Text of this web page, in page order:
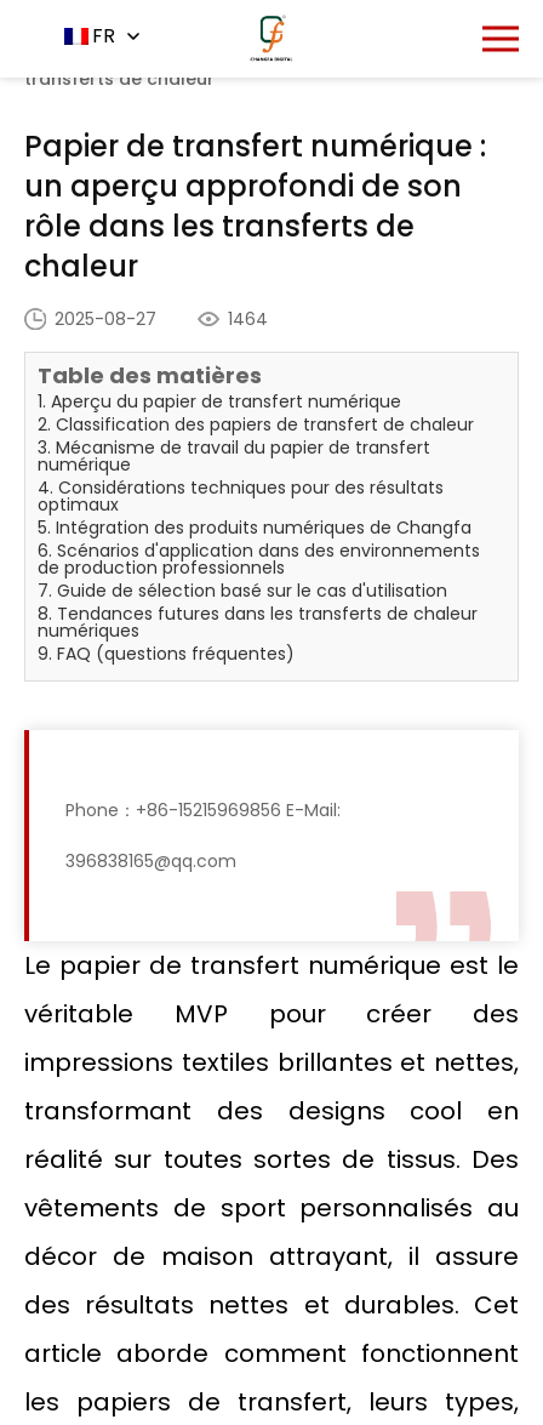
FR
Accueil - Centre de nouvelles
Papier de transfert
numérique : un aperçu approfondi de son rôle dans les
transferts de chaleur
Papier de transfert numérique :
un aperçu approfondi de son
rôle dans les transferts de
chaleur
2025-08-27 1464
Table des matières
1. Aperçu du papier de transfert numérique
2. Classification des papiers de transfert de chaleur
3. Mécanisme de travail du papier de transfert
numérique
4. Considérations techniques pour des résultats
optimaux
5. Intégration des produits numériques de Changfa
6. Scénarios d'application dans des environnements
de production professionnels
7. Guide de sélection basé sur le cas d'utilisation
8. Tendances futures dans les transferts de chaleur
numériques
9. FAQ (questions fréquentes)
Phone：+86-15215969856 E-Mail:
396838165@qq.com
Le papier de transfert numérique est le
véritable MVP pour créer des
impressions textiles brillantes et nettes,
transformant des designs cool en
réalité sur toutes sortes de tissus. Des
vêtements de sport personnalisés au
décor de maison attrayant, il assure
des résultats nettes et durables. Cet
article aborde comment fonctionnent
les papiers de transfert, leurs types,